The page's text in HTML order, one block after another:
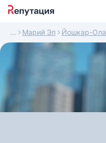
Марий Эл Йошкар-Ола